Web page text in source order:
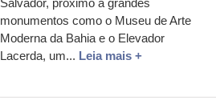
Salvador, próximo a grandes
monumentos como o Museu de Arte
Moderna da Bahia e o Elevador
Lacerda, um... Leia mais +